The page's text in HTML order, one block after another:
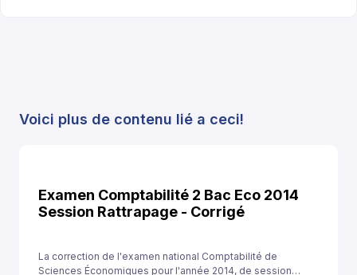
Voici plus de contenu lié a ceci!
Examen Comptabilité 2 Bac Eco 2014
Session Rattrapage - Corrigé
La correction de l'examen national Comptabilité de
Sciences Économiques pour l'année 2014, de session